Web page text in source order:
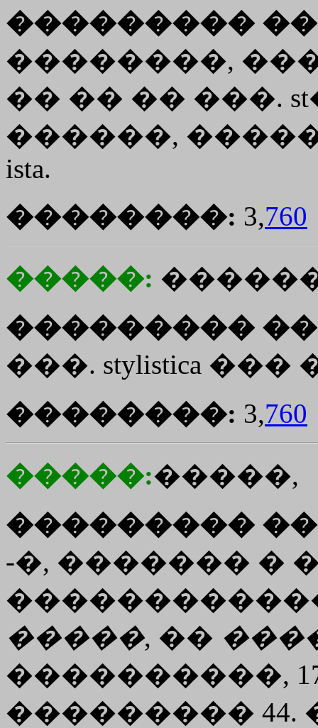
���������
��������,
�� �� �� ���.
������,
ista.
��������: 3,760
�����:
���������
���. stylistica ���
��������: 3,760
�����:�����,
���������
-�, ������� �
�����, ��
����������,
���������